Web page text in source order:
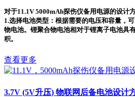
对于11.1V 5000mAh探伤仪备用电源的设计
1.选择电池类型：根据需要的电压和容量，
物电池。锂聚合物电池相对于锂离子电池具
积。
查看更多
3.7V (5V升压) 物联网后备电池设计